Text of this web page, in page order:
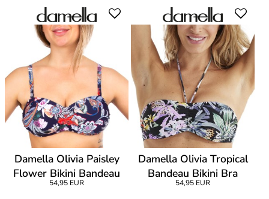
Damella Olivia Paisley
Flower Bikini Bandeau
54,95 EUR
Damella Olivia Tropical
Bandeau Bikini Bra
54,95 EUR